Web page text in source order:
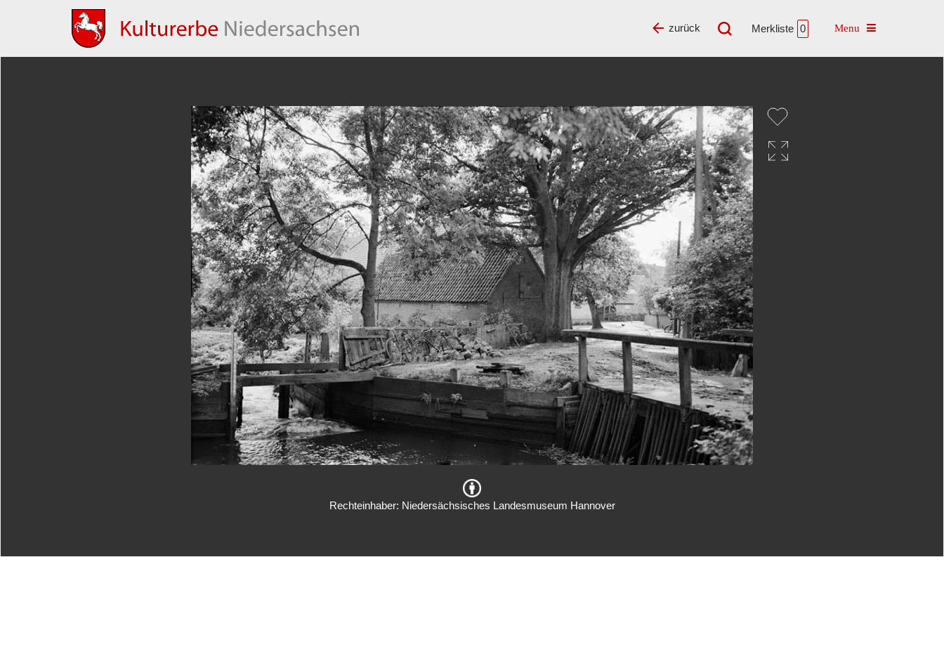
Merkliste 0 Toggle navigation
zurück
Rechteinhaber: Niedersächsisches Landesmuseum Hannover